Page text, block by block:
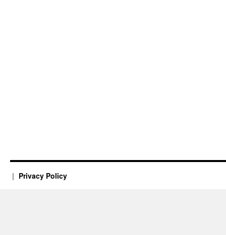
Privacy Policy